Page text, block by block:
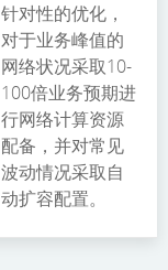
针对性的优化，
对于业务峰值的
网络状况采取10-
100倍业务预期进
行网络计算资源
配备，并对常见
波动情况采取自
动扩容配置。